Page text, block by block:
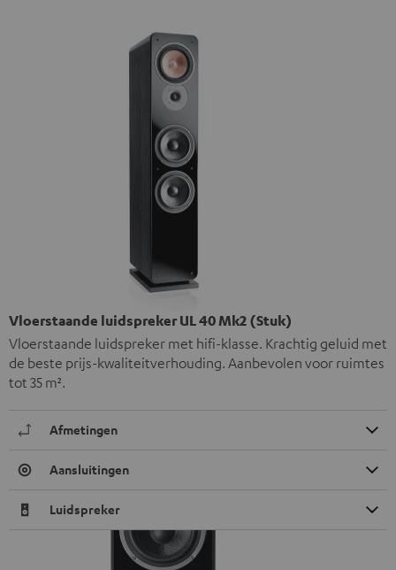
Vloerstaande luidspreker UL 40 Mk2 (Stuk)
Vloerstaande luidspreker met hifi-klasse. Krachtig geluid met
de beste prijs-kwaliteitverhouding. Aanbevolen voor ruimtes
tot 35 m².
Afmetingen
Aansluitingen
Luidspreker